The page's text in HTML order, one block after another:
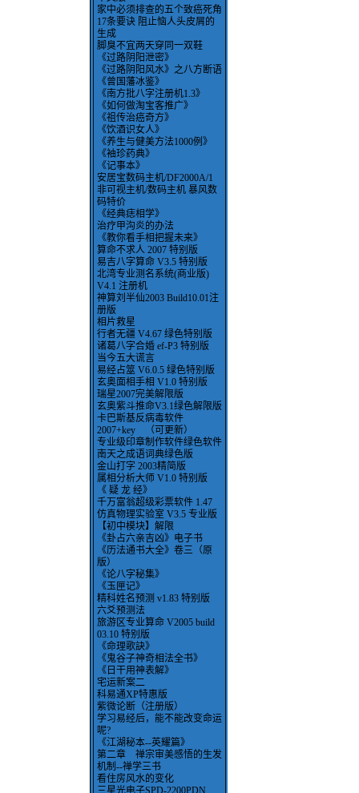
家中必须排查的五个致癌死角
17条要诀 阻止恼人头皮屑的
生成
脚臭不宜两天穿同一双鞋
《过路阴阳泄密》
《过路阴阳风水》之八方断语
《曾国藩冰鉴》
《南方批八字注册机1.3》
《如何做淘宝客推广》
《祖传治癌奇方》
《饮酒识女人》
《养生与健美方法1000例》
《袖珍药典》
《记事本》
安居宝数码主机/DF2000A/1
非可视主机/数码主机 暴风数
码特价
《经典痣相学》
治疗甲沟炎的办法
《教你看手相把握未来》
算命不求人 2007 特别版
易吉八字算命 V3.5 特别版
北湾专业测名系统(商业版)
V4.1 注册机
神算刘半仙2003 Build10.01注
册版
相片救星
行者无疆 V4.67 绿色特别版
诸葛八字合婚 ef-P3 特别版
当今五大谎言
易经占筮 V6.0.5 绿色特别版
玄奥面相手相 V1.0 特别版
瑞星2007完美解限版
玄奥紫斗推命V3.1绿色解限版
卡巴斯基反病毒软件
2007+key （可更新）
专业级印章制作软件绿色软件
南天之成语词典绿色版
金山打字 2003精简版
属相分析大师 V1.0 特别版
《 疑 龙 经》
千万富翁超级彩票软件 1.47
仿真物理实验室 V3.5 专业版
【初中模块】解限
《卦占六亲吉凶》电子书
《历法通书大全》卷三（原
版）
《论八字秘集》
《玉匣记》
精科姓名预测 v1.83 特别版
六爻预测法
旅游区专业算命 V2005 build
03.10 特别版
《命理歌訣》
《鬼谷子神奇相法全书》
《日干用神表解》
宅运新案二
科易通XP特惠版
紫微论断（注册版）
学习易经后，能不能改变命运
呢?
《江湖秘本--英耀篇》
第二章 禅宗审美感悟的生发
机制--禅学三书
看住房风水的变化
三星光电子SPD-2200PDN